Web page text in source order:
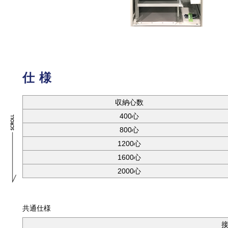
仕様
収納心数
400心
800心
1200心
1600心
2000心
共通仕様